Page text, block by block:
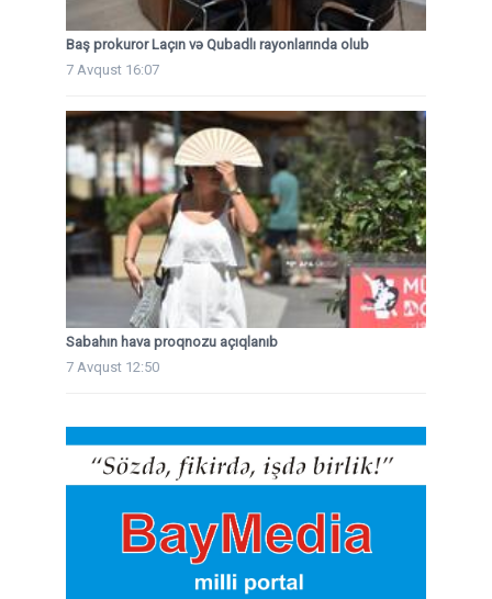
Baş prokuror Laçın və Qubadlı rayonlarında olub
7 Avqust 16:07
Sabahın hava proqnozu açıqlanıb
7 Avqust 12:50